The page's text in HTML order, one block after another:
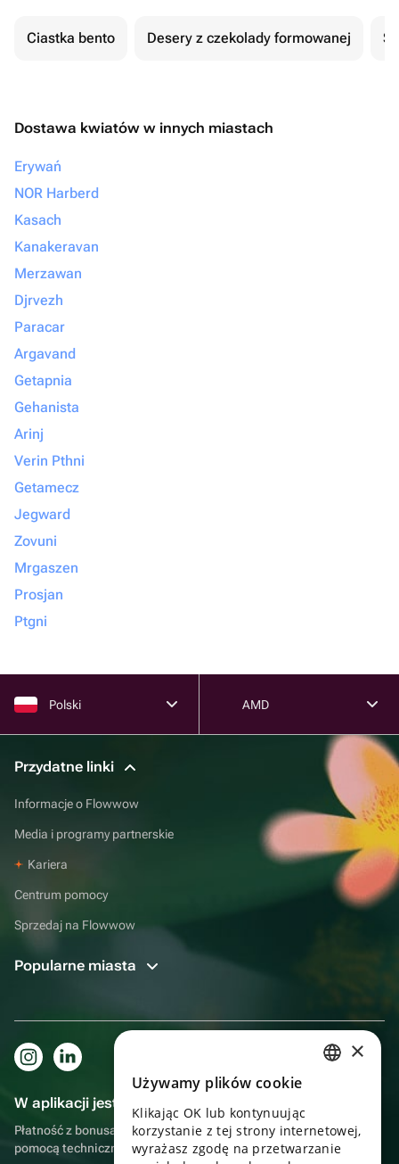
Ciastka bento Desery z czekolady formowanej
Dostawa kwiatów w innych miastach
Erywań
NOR Harberd
Kasach
Kanakeravan
Merzawan
Djrvezh
Paracar
Argavand
Getapnia
Gehanista
Arinj
Verin Pthni
Getamecz
Jegward
Zovuni
Mrgaszen
Prosjan
Ptgni
Polski AMD
Przydatne linki
Informacje o Flowwow
Media i programy partnerskie
Kariera
Centrum pomocy
Sprzedaj na Flowwow
Popularne miasta
W aplikacji jest to jeszcze wygodniejsze!
Płatność z bonusami, samodzielna dostawa, wygodny czat z
pomocą techniczną
UKRAINIAN
×
Używamy plików cookie
Klikając OK lub kontynuując
korzystanie z tej strony internetowej,
wyrażasz zgodę na przetwarzanie